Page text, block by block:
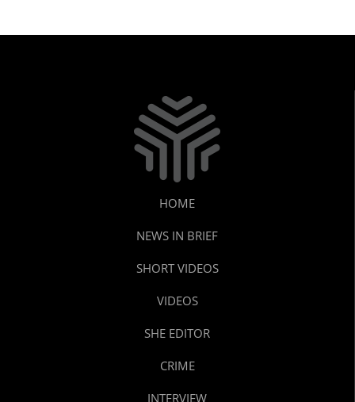
HOME
NEWS IN BRIEF
SHORT VIDEOS
VIDEOS
SHE EDITOR
CRIME
INTERVIEW